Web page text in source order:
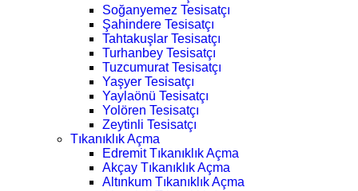
Soğanyemez Tesisatçı
Şahindere Tesisatçı
Tahtakuşlar Tesisatçı
Turhanbey Tesisatçı
Tuzcumurat Tesisatçı
Yaşyer Tesisatçı
Yaylaönü Tesisatçı
Yolören Tesisatçı
Zeytinli Tesisatçı
Tıkanıklık Açma
Edremit Tıkanıklık Açma
Akçay Tıkanıklık Açma
Altınkum Tıkanıklık Açma